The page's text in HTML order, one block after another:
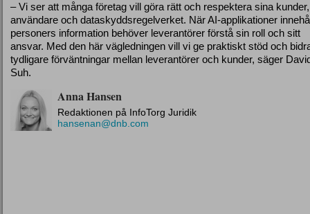
– Vi ser att många företag vill göra rätt och respektera sina
användare och dataskyddsregelverket. När AI-applikationer
personers information behöver leverantörer förstå sin roll och sitt
ansvar. Med den här vägledningen vill vi ge praktiskt stöd och
tydligare förväntningar mellan leverantörer och kunder, säger
Suh.
Anna Hansen
Redaktionen på InfoTorg Juridik
hansenan@dnb.com